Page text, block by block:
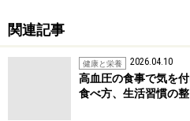
関連記事
健康と栄養 2026.04.10
高血圧の食事で気を
食べ方、生活習慣の